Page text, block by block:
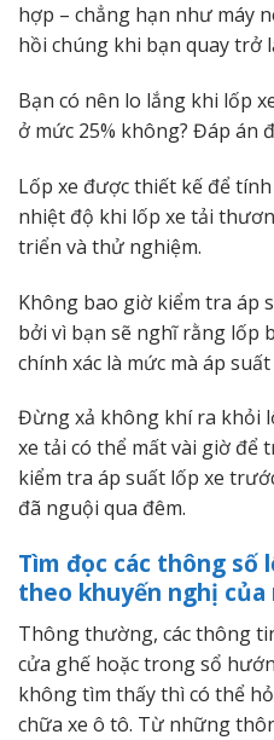
hợp – chẳng hạn như máy
hồi chúng khi bạn quay trở
Bạn có nên lo lắng khi lốp
ở mức 25% không? Đáp án
Lốp xe được thiết kế để
nhiệt độ khi lốp xe tải
triển và thử nghiệm.
Không bao giờ kiểm tra áp
bởi vì bạn sẽ nghĩ rằng lốp
chính xác là mức mà áp
Đừng xả không khí ra khỏi
xe tải có thể mất vài giờ để
kiểm tra áp suất lốp xe
đã nguội qua đêm.
Tìm đọc các thông số
theo khuyến nghị của
Thông thường, các thông
cửa ghế hoặc trong sổ
không tìm thấy thì có thể
chữa xe ô tô. Từ những